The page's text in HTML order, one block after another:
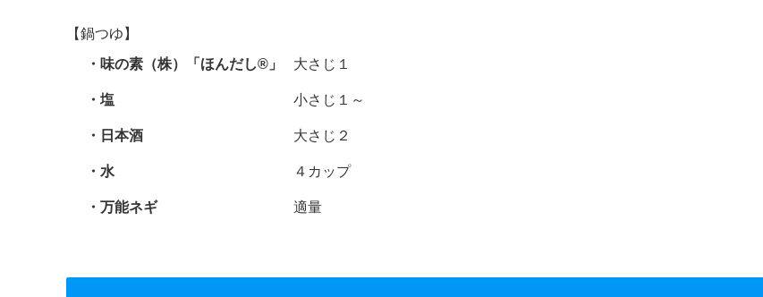
【鍋つゆ】
味の素（株）「ほんだし®」
大さじ１
塩 小さじ１～
日本酒 大さじ２
水 ４カップ
万能ネギ 適量